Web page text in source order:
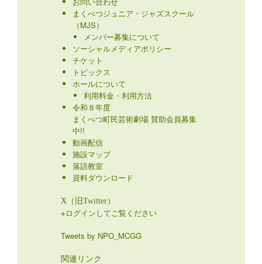
まくべつジュニア・ジャズスクール
（MJS）
メンバー募集について
ソーシャルメディアポリシー
チケット
トピックス
ホールについて
利用料金・利用方法
令和８年度
まくべつ町民芸術劇場 賛助会員募集
中!!
動画配信
施設マップ
落語教室
資料ダウンロード
X（旧Twitter）
※ログインしてご覧ください
Tweets by NPO_MCGG
関連リンク